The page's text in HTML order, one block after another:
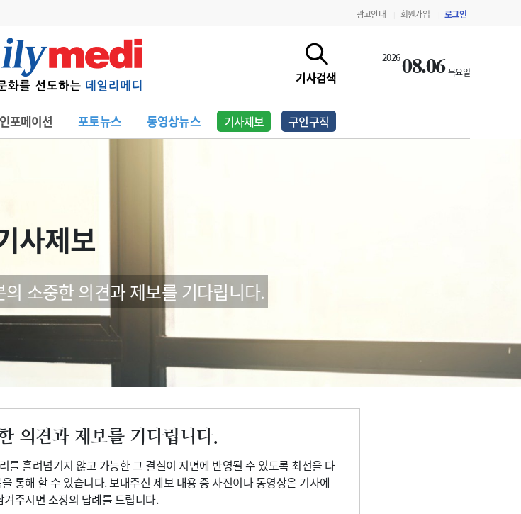
광고안내 회원가입 로그인
기사검색
202608.06 목요일
인포메이션 포토뉴스 동영상뉴스 기사제보 구인구직
6
관리급여 실시
의과대학 입시
10 약가인하
사제보
소중한 의견과 제보를 기다립니다.
의견과 제보를 기다립니다.
를 흘려넘기지 않고 가능한 그 결실이 지면에 반영될 수 있도록 최선을 다
통해 할 수 있습니다. 보내주신 제보 내용 중 사진이나 동영상은 기사에
주시면 소정의 답례를 드립니다.